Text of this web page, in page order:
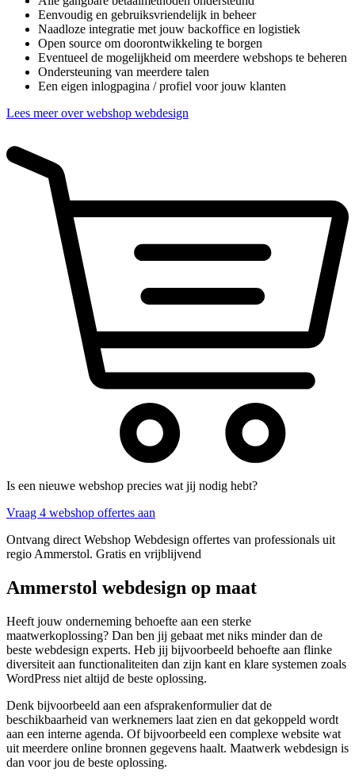
Eenvoudig en gebruiksvriendelijk in beheer
Naadloze integratie met jouw backoffice en logistiek
Open source om doorontwikkeling te borgen
Eventueel de mogelijkheid om meerdere webshops te beheren
Ondersteuning van meerdere talen
Een eigen inlogpagina / profiel voor jouw klanten
Lees meer over webshop webdesign
Is een nieuwe webshop precies wat jij nodig hebt?
Vraag 4 webshop offertes aan
Ontvang direct Webshop Webdesign offertes van professionals uit
regio Ammerstol. Gratis en vrijblijvend
Ammerstol webdesign op maat
Heeft jouw onderneming behoefte aan een sterke
maatwerkoplossing? Dan ben jij gebaat met niks minder dan de
beste webdesign experts. Heb jij bijvoorbeeld behoefte aan flinke
diversiteit aan functionaliteiten dan zijn kant en klare systemen zoals
WordPress niet altijd de beste oplossing.
Denk bijvoorbeeld aan een afsprakenformulier dat de
beschikbaarheid van werknemers laat zien en dat gekoppeld wordt
aan een interne agenda. Of bijvoorbeeld een complexe website wat
uit meerdere online bronnen gegevens haalt. Maatwerk webdesign is
dan voor jou de beste oplossing.